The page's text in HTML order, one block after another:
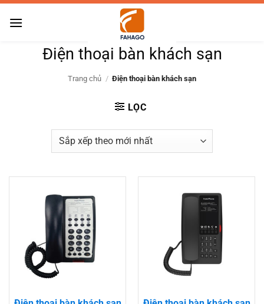
Bỏ
qua
Điện thoại bàn khách sạn
Trang chủ / Điện thoại bàn khách sạn
LỌC